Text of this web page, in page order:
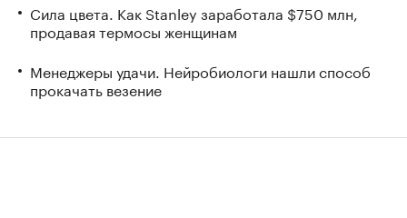
Сила цвета. Как Stanley заработала $750 млн,
продавая термосы женщинам
Менеджеры удачи. Нейробиологи нашли способ
прокачать везение